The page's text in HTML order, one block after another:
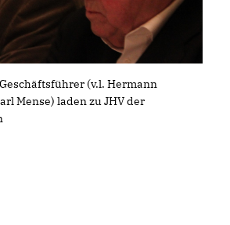
(v.l. Hermann
Mense) laden zu JHV der